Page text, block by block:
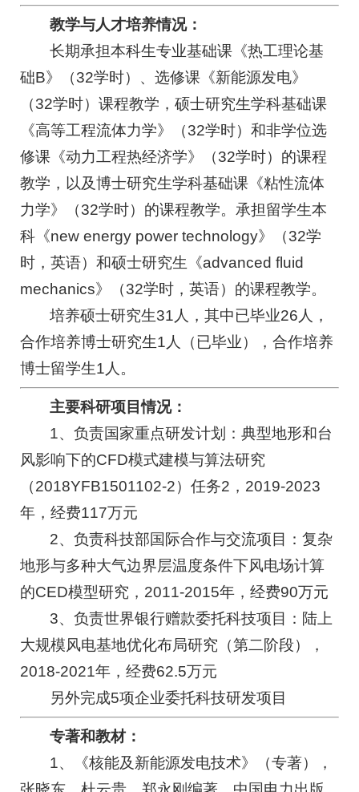
教学与人才培养情况：
长期承担本科生专业基础课《热工理论基
础B》（32学时）、选修课《新能源发电》
（32学时）课程教学，硕士研究生学科基础课
《高等工程流体力学》（32学时）和非学位选
修课《动力工程热经济学》（32学时）的课程
教学，以及博士研究生学科基础课《粘性流体
力学》（32学时）的课程教学。承担留学生本
科《new energy power technology》（32学
时，英语）和硕士研究生《advanced fluid
mechanics》（32学时，英语）的课程教学。
培养硕士研究生31人，其中已毕业26人，
合作培养博士研究生1人（已毕业），合作培养
博士留学生1人。
主要科研项目情况：
1、负责国家重点研发计划：典型地形和台
风影响下的CFD模式建模与算法研究
（2018YFB1501102-2）任务2，2019-2023
年，经费117万元
2、负责科技部国际合作与交流项目：复杂
地形与多种大气边界层温度条件下风电场计算
的CED模型研究，2011-2015年，经费90万元
3、负责世界银行赠款委托科技项目：陆上
大规模风电基地优化布局研究（第二阶段），
2018-2021年，经费62.5万元
另外完成5项企业委托科技研发项目
专著和教材：
1、《核能及新能源发电技术》（专著），